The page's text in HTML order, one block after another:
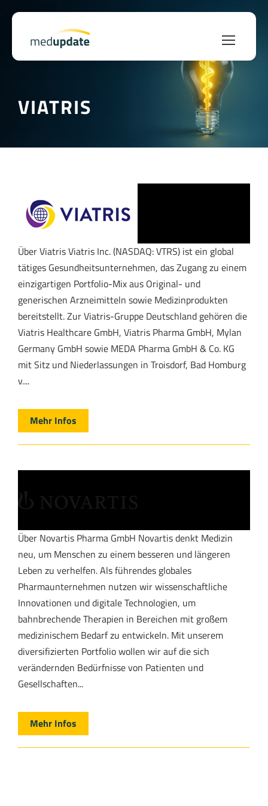
VIATRIS
Über Viatris Viatris Inc. (NASDAQ: VTRS) ist ein global
tätiges Gesundheitsunternehmen, das Zugang zu einem
einzigartigen Portfolio-Mix aus Original- und
generischen Arzneimitteln sowie Medizinprodukten
bereitstellt. Zur Viatris-Gruppe Deutschland gehören die
Viatris Healthcare GmbH, Viatris Pharma GmbH, Mylan
Germany GmbH sowie MEDA Pharma GmbH & Co. KG
mit Sitz und Niederlassungen in Troisdorf, Bad Homburg
v....
Mehr Infos
Über Novartis Pharma GmbH Novartis denkt Medizin
neu, um Menschen zu einem besseren und längeren
Leben zu verhelfen. Als führendes globales
Pharmaunternehmen nutzen wir wissenschaftliche
Innovationen und digitale Technologien, um
bahnbrechende Therapien in Bereichen mit großem
medizinischem Bedarf zu entwickeln. Mit unserem
diversifizierten Portfolio wollen wir auf die sich
verändernden Bedürfnisse von Patienten und
Gesellschaften...
Mehr Infos